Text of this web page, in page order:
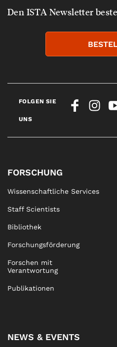
Den ISTA Newsletter
FOLGEN SIE
UNS
FORSCHUNG
Wissenschaftliche Services
Staff Scientists
Bibliothek
Forschungsförderung
Forschen mit
Verantwortung
Publikationen
NEWS & EVENTS